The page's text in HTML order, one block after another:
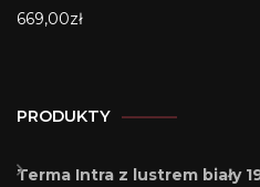
669,00zł
PRODUKTY
Terma Intra z lustrem biały